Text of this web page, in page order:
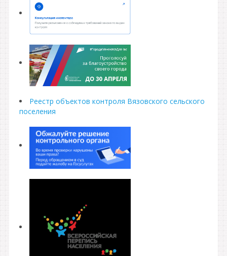
Реестр объектов контроля Вязовского сельского
поселения